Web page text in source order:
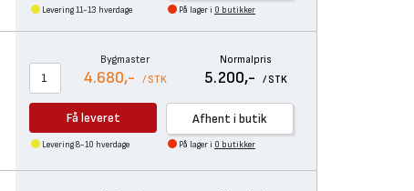
Levering 11-13 hverdage På lager i 0 butikker
Bygmaster
4.680,- / STK
Normalpris
5.200,- / STK
Få leveret Afhent i butik
Levering 8-10 hverdage På lager i 0 butikker